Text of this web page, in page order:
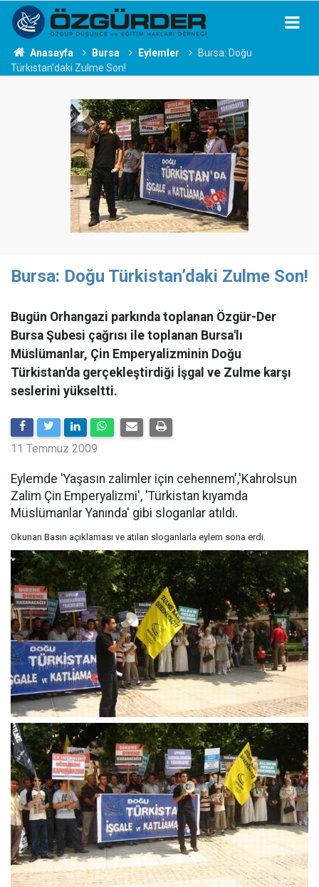
Anasayfa Bursa Eylemler
Bursa: Doğu
Türkistan’daki Zulme Son!
Bursa: Doğu Türkistan’daki Zulme Son!
Bugün Orhangazi parkında toplanan Özgür-Der
Bursa Şubesi çağrısı ile toplanan Bursa'lı
Müslümanlar, Çin Emperyalizminin Doğu
Türkistan'da gerçekleştirdiği İşgal ve Zulme karşı
seslerini yükseltti.
11 Temmuz 2009
Eylemde 'Yaşasın zalimler için cehennem','Kahrolsun
Zalim Çin Emperyalizmi', 'Türkistan kıyamda
Müslümanlar Yanında' gibi sloganlar atıldı.
Okunan Basın açıklaması ve atılan sloganlarla eylem sona erdi.